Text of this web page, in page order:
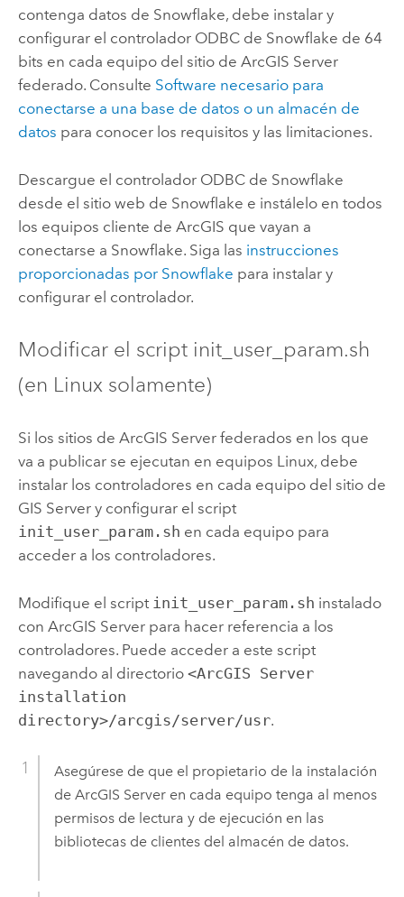
contenga datos de Snowflake, debe instalar y
configurar el controlador ODBC de Snowflake de 64
bits en cada equipo del sitio de ArcGIS Server
federado. Consulte Software necesario para
conectarse a una base de datos o un almacén de
datos para conocer los requisitos y las limitaciones.
Descargue el controlador ODBC de Snowflake
desde el sitio web de Snowflake e instálelo en todos
los equipos cliente de ArcGIS que vayan a
conectarse a Snowflake. Siga las instrucciones
proporcionadas por Snowflake para instalar y
configurar el controlador.
Modificar el script init_user_param.sh
(en Linuxsolamente)
Si los sitios de ArcGIS Serverfederados en los que
va a publicar se ejecutan en equipos Linux, debe
instalar los controladores en cada equipo del sitio de
GIS Servery configurar el script
init_user_param.sh en cada equipo para
acceder a los controladores.
Modifique el script init_user_param.sh instalado
con ArcGIS Serverpara hacer referencia a los
controladores. Puede acceder a este script
navegando al directorio <ArcGIS Server
installation
directory>/arcgis/server/usr.
Asegúrese de que el propietario de la instalación
de ArcGIS Serveren cada equipo tenga al menos
permisos de lectura y de ejecución en las
bibliotecas de clientes del almacén de datos.